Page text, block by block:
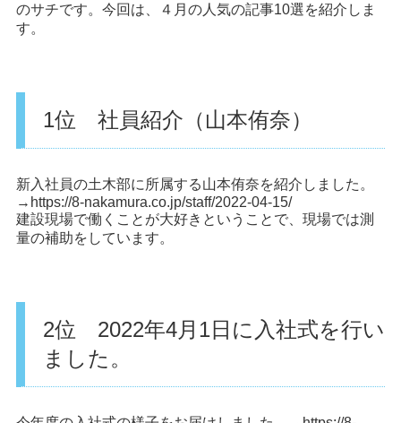
のサチです。今回は、４月の人気の記事10選を紹介しま
す。
1位 社員紹介（山本侑奈）
新入社員の土木部に所属する山本侑奈を紹介しました。
→ https://8-nakamura.co.jp/staff/2022-04-15/
建設現場で働くことが大好きということで、現場では測
量の補助をしています。
2位 2022年4月1日に入社式を行い
ました。